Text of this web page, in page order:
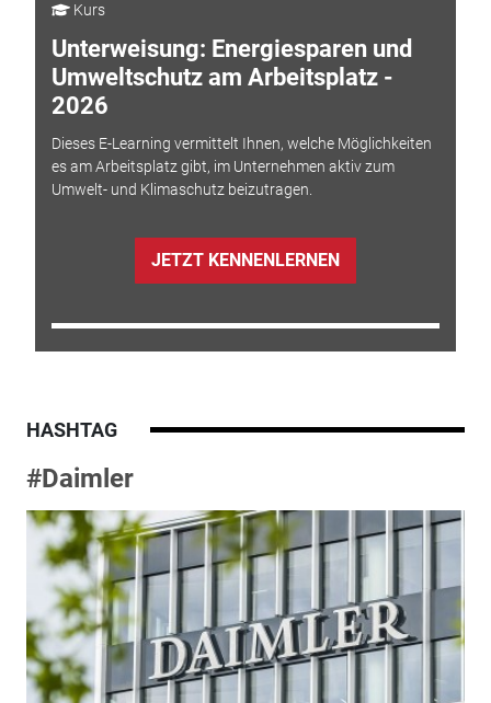
Kurs
Unterweisung: Energiesparen und
Umweltschutz am Arbeitsplatz -
2026
Dieses E-Learning vermittelt Ihnen, welche Möglichkeiten
es am Arbeitsplatz gibt, im Unternehmen aktiv zum
Umwelt- und Klimaschutz beizutragen.
JETZT KENNENLERNEN
HASHTAG
#Daimler